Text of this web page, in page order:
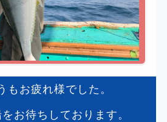
もお疲れ様でした。
お待ちしております。